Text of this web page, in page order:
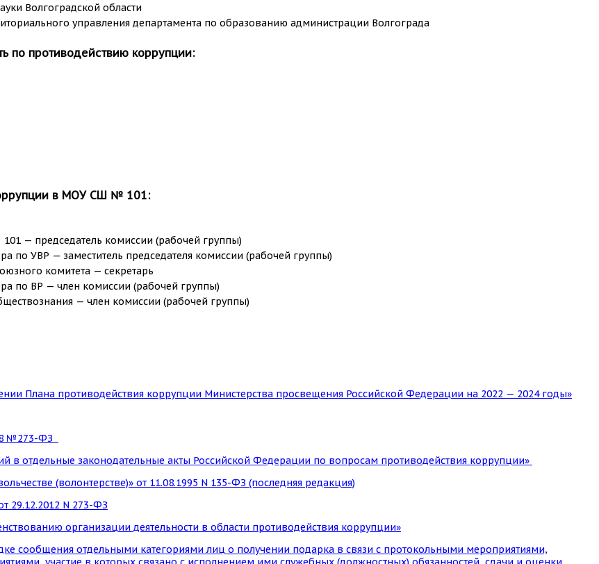
Волгоградской области
управления департамента по образованию администрации Волгограда
по противодействию коррупции:
в МОУ СШ № 101:
— председатель комиссии (рабочей группы)
по УВР — заместитель председателя комиссии (рабочей группы)
комитета — секретарь
по ВР — член комиссии (рабочей группы)
— член комиссии (рабочей группы)
Плана противодействия коррупции Министерства просвещения Российской Федерации на 2022 — 2024 годы»
№273-ФЗ
отдельные законодательные акты Российской Федерации по вопросам противодействия коррупции»
(волонтерстве)» от 11.08.1995 N 135-ФЗ (последняя редакция)
29.12.2012 N 273-ФЗ
организации деятельности в области противодействия коррупции»
сообщения отдельными категориями лиц о получении подарка в связи с протокольными мероприятиями,